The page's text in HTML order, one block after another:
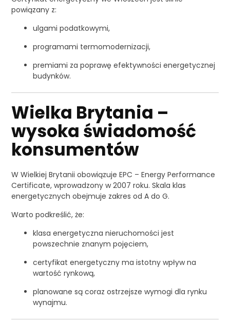
powiązany z:
ulgami podatkowymi,
programami termomodernizacji,
premiami za poprawę efektywności energetycznej
budynków.
Wielka Brytania –
wysoka świadomość
konsumentów
W Wielkiej Brytanii obowiązuje EPC – Energy Performance
Certificate, wprowadzony w 2007 roku. Skala klas
energetycznych obejmuje zakres od A do G.
Warto podkreślić, że:
klasa energetyczna nieruchomości jest
powszechnie znanym pojęciem,
certyfikat energetyczny ma istotny wpływ na
wartość rynkową,
planowane są coraz ostrzejsze wymogi dla rynku
wynajmu.